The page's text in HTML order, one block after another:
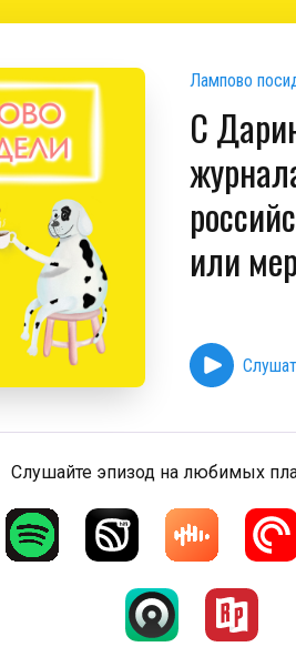
Лампово
С
или
Слушайте эпизод на любимых